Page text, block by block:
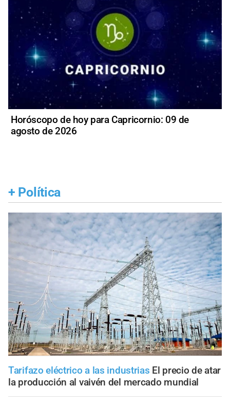
Horóscopo de hoy para Capricornio: 09 de
agosto de 2026
+ Política
Tarifazo eléctrico a las industrias El precio de atar
la producción al vaivén del mercado mundial